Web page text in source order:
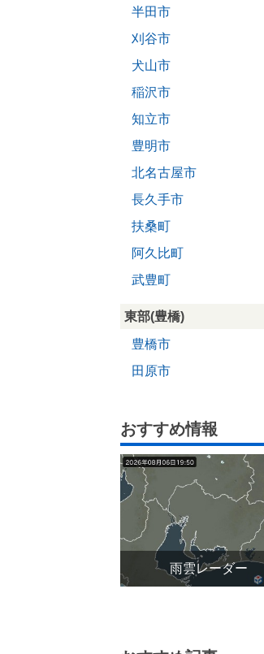
半田市
刈谷市
犬山市
稲沢市
知立市
豊明市
北名古屋市
長久手市
扶桑町
阿久比町
武豊町
東部(豊橋)
豊橋市
田原市
おすすめ情報
雨雲レーダー